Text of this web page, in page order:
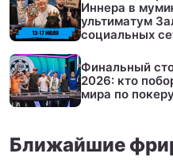
Иннера в
ультиматум
социальных
Финальный
2026: кто
мира по
Ближайшие